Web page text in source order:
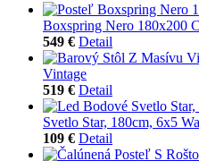
Boxspring Nero 180x200
549 € Detail
Vintage
519 € Detail
Svetlo Star, 180cm, 6x5
109 € Detail